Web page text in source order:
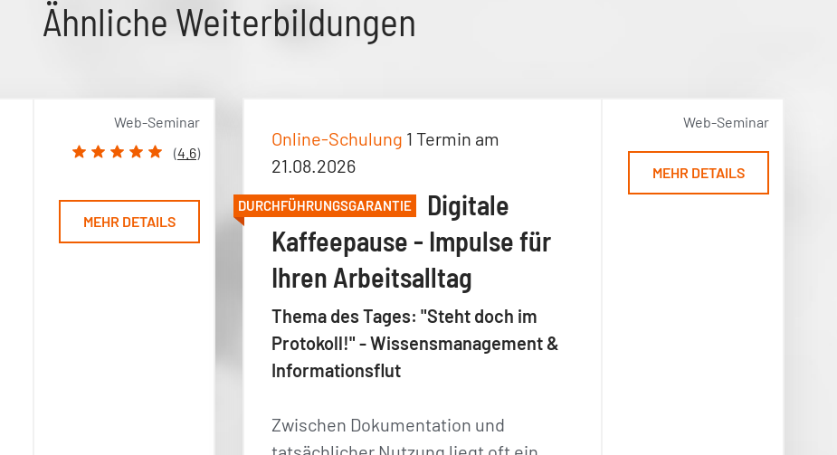
Ähnliche Weiterbildungen
Web-Seminar
(4.6)
MEHR DETAILS
Online-Schulung 1 Termin am
21.08.2026
DURCHFÜHRUNGSGARANTIE
Digitale
Kaffeepause - Impulse für
Ihren Arbeitsalltag
Thema des Tages: "Steht doch im
Protokoll!" - Wissensmanagement &
Informationsflut
Zwischen Dokumentation und
Web-Seminar
MEHR DETAILS